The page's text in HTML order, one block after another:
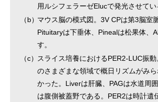
用ルシフェラーゼElucで発光させてい
（b）マウス脳の模式図。3V CPは第3脳室
Pituitaryは下垂体、Pinealは松果体、
す。
（c） スライス培養におけるPER2-LUC振
のさまざまな領域で概日リズムがみ
かった。Liverは肝臓、PAGは水道周
は腹側被蓋野である。PER2は時計遺